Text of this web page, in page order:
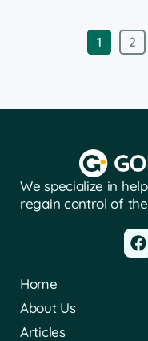
1 2
We specialize in
regain control of
Home
About Us
Articles